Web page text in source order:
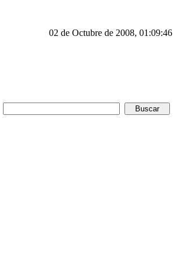
02 de Octubre de 2008, 01:09:46